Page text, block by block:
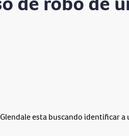
esta buscando identificar